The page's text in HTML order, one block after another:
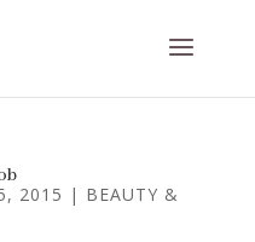
2015 | BEAUTY &